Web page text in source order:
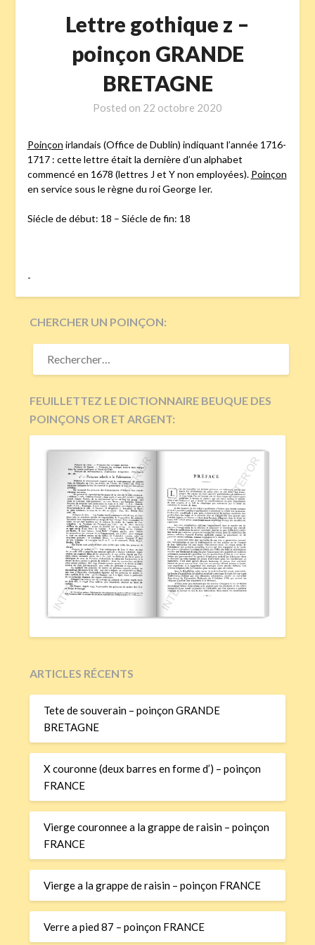
Lettre gothique z –
poinçon GRANDE
BRETAGNE
Posted on 22 octobre 2020
Poinçon irlandais (Office de Dublin) indiquant l’année 1716-
1717 : cette lettre était la dernière d’un alphabet
commencé en 1678 (lettres J et Y non employées). Poinçon
en service sous le règne du roi George Ier.
Siécle de début: 18 – Siécle de fin: 18
-
CHERCHER UN POINÇON:
RECHERCHER :
FEUILLETTEZ LE DICTIONNAIRE BEUQUE DES
POINÇONS OR ET ARGENT:
ARTICLES RÉCENTS
Tete de souverain – poinçon GRANDE
BRETAGNE
X couronne (deux barres en forme d’) – poinçon
FRANCE
Vierge couronnee a la grappe de raisin – poinçon
FRANCE
Vierge a la grappe de raisin – poinçon FRANCE
Verre a pied 87 – poinçon FRANCE